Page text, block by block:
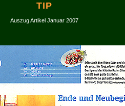
TIP
Auszug Artikel Januar 2007